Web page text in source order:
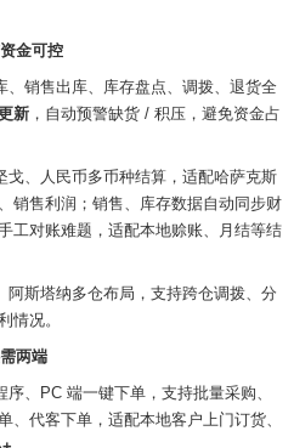
金可控
、销售出库、库存盘点、调拨、退货全
新，自动预警缺货 / 积压，避免资金占
戈、人民币多币种结算，适配哈萨克斯
销售利润；销售、库存数据自动同步财
工对账难题，适配本地赊账、月结等结
阿斯塔纳多仓布局，支持跨仓调拨、分
情况。
两端
、
PC 端一键下单，支持批量采购、
、代客下单，适配本地客户上门订货、